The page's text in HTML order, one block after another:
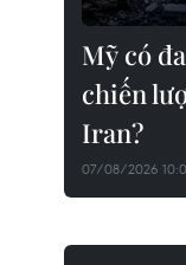
Mỹ có
chiến
Iran?
07/08/2026